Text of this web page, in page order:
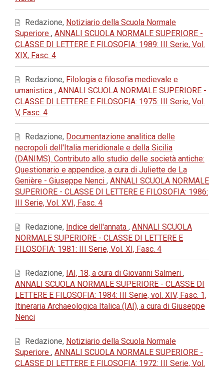
Redazione, Notiziario della Scuola Normale
Superiore , ANNALI SCUOLA NORMALE SUPERIORE -
CLASSE DI LETTERE E FILOSOFIA: 1989: III Serie, Vol.
XIX, Fasc. 4
Redazione, Filologia e filosofia medievale e
umanistica , ANNALI SCUOLA NORMALE SUPERIORE -
CLASSE DI LETTERE E FILOSOFIA: 1975: III Serie, Vol.
V, Fasc. 4
Redazione, Documentazione analitica delle
necropoli dell'Italia meridionale e della Sicilia
(DANIMS). Contributo allo studio delle società antiche:
Questionario e appendice, a cura di Juliette de La
Genière - Giuseppe Nenci , ANNALI SCUOLA NORMALE
SUPERIORE - CLASSE DI LETTERE E FILOSOFIA: 1986:
III Serie, Vol. XVI, Fasc. 4
Redazione, Indice dell'annata , ANNALI SCUOLA
NORMALE SUPERIORE - CLASSE DI LETTERE E
FILOSOFIA: 1981: III Serie, Vol. XI, Fasc. 4
Redazione, IAI, 18, a cura di Giovanni Salmeri ,
ANNALI SCUOLA NORMALE SUPERIORE - CLASSE DI
LETTERE E FILOSOFIA: 1984: III Serie, vol. XIV, Fasc. 1,
Itineraria Archaeologica Italica (IAI), a cura di Giuseppe
Nenci
Redazione, Notiziario della Scuola Normale
Superiore , ANNALI SCUOLA NORMALE SUPERIORE -
CLASSE DI LETTERE E FILOSOFIA: 1972: III Serie, Vol.